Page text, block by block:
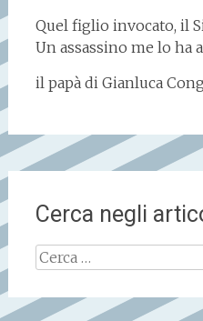
Quel figlio invocato, il
Un assassino me lo ha
il papà di Gianluca
Cerca negli
Ricerca
per: